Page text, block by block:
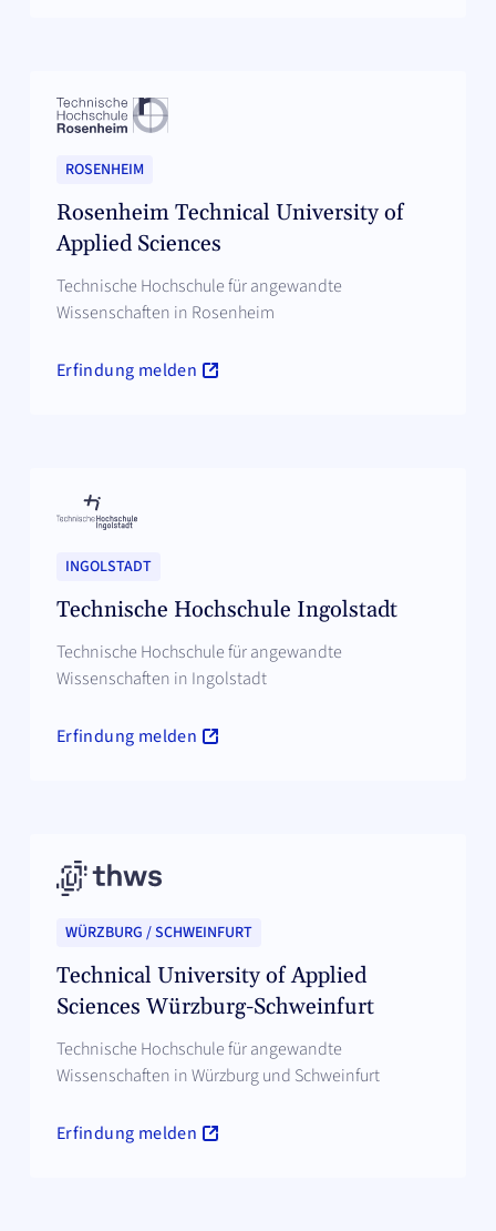
ROSENHEIM
Rosenheim Technical University of
Applied Sciences
Technische Hochschule für angewandte
Wissenschaften in Rosenheim
Erfindung melden
INGOLSTADT
Technische Hochschule Ingolstadt
Technische Hochschule für angewandte
Wissenschaften in Ingolstadt
Erfindung melden
WÜRZBURG / SCHWEINFURT
Technical University of Applied
Sciences Würzburg-Schweinfurt
Technische Hochschule für angewandte
Wissenschaften in Würzburg und Schweinfurt
Erfindung melden